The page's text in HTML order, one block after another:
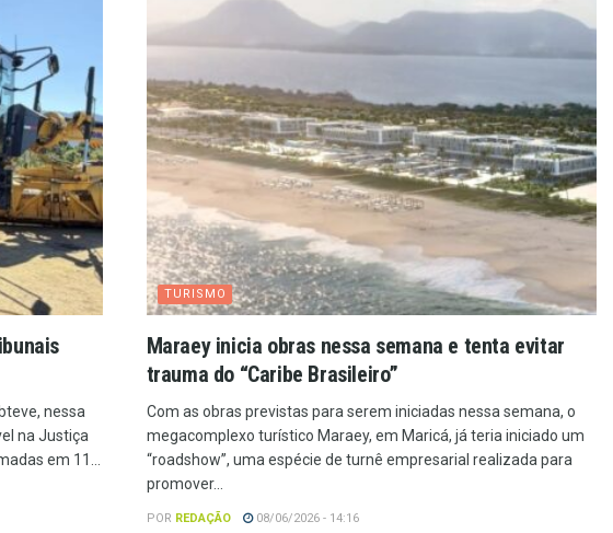
nessa
na Justiça
em 11...
TURISMO
Maraey inicia obras nessa semana e tenta evitar
trauma do “Caribe Brasileiro”
Com as obras previstas para serem iniciadas nessa semana, o
megacomplexo turístico Maraey, em Maricá, já teria iniciado um
“roadshow”, uma espécie de turnê empresarial realizada para
promover...
POR REDAÇÃO 08/06/2026 - 14:16